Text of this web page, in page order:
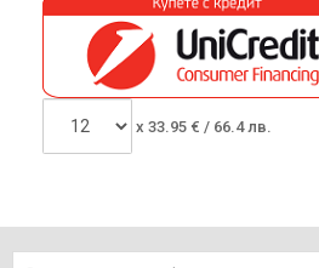
x 33.95 € / 66.4 лв.